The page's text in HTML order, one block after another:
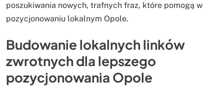
poszukiwania nowych, trafnych fraz, które pomogą w
pozycjonowaniu lokalnym Opole.
Budowanie lokalnych linków
zwrotnych dla lepszego
pozycjonowania Opole